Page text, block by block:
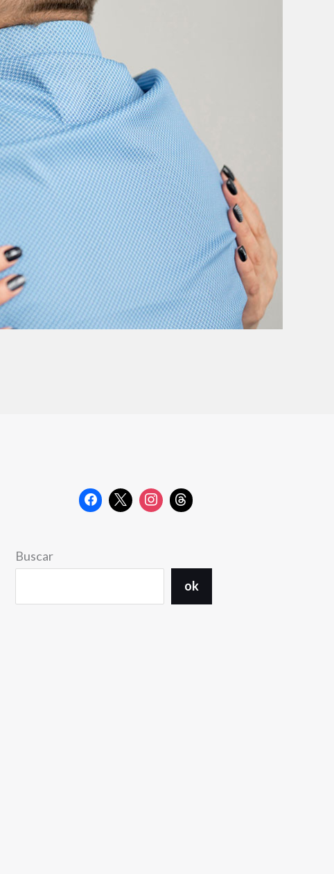
Buscar
ok